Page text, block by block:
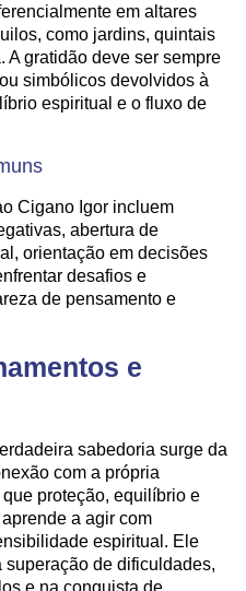
em altares
como jardins, quintais
A gratidão deve ser sempre
simbólicos devolvidos à
espiritual e o fluxo de
Cigano Igor incluem
abertura de
orientação em decisões
desafios e
de pensamento e
e
sabedoria surge da
com a própria
proteção, equilíbrio e
a agir com
espiritual. Ele
de dificuldades,
e na conquista de